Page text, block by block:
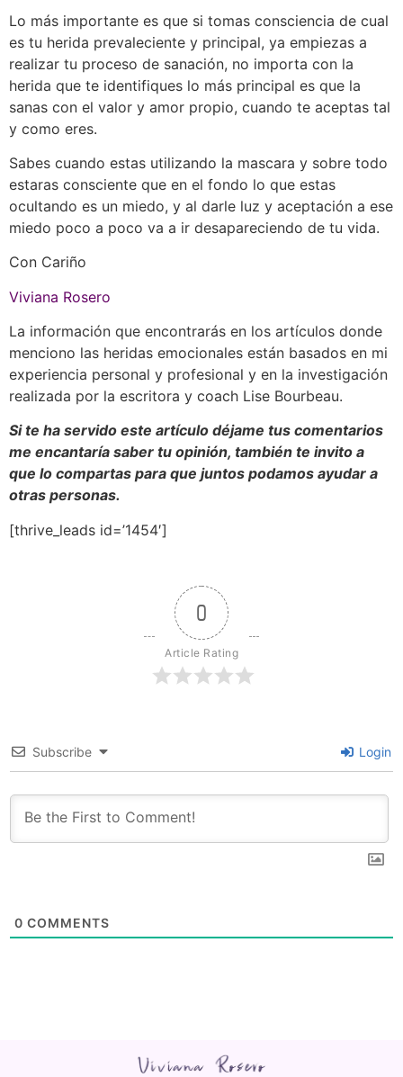
Lo más importante es que si tomas consciencia de cual
es tu herida prevaleciente y principal, ya empiezas a
realizar tu proceso de sanación, no importa con la
herida que te identifiques lo más principal es que la
sanas con el valor y amor propio, cuando te aceptas tal
y como eres.
Sabes cuando estas utilizando la mascara y sobre todo
estaras consciente que en el fondo lo que estas
ocultando es un miedo, y al darle luz y aceptación a ese
miedo poco a poco va a ir desapareciendo de tu vida.
Con Cariño
Viviana Rosero
La información que encontrarás en los artículos donde
menciono las heridas emocionales están basados en mi
experiencia personal y profesional y en la investigación
realizada por la escritora y coach Lise Bourbeau.
Si te ha servido este artículo déjame tus comentarios
me encantaría saber tu opinión, también te invito a
que lo compartas para que juntos podamos ayudar a
otras personas.
[thrive_leads id=’1454′]
0
Article Rating
Subscribe Login
0 COMMENTS